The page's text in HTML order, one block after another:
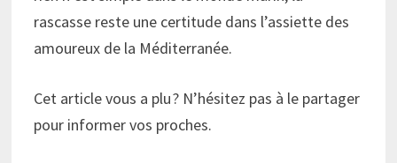
rascasse reste une certitude dans l’assiette des
amoureux de la Méditerranée.
Cet article vous a plu ? N’hésitez pas à le partager
pour informer vos proches.